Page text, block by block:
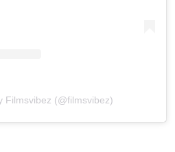
Filmsvibez (@filmsvibez)